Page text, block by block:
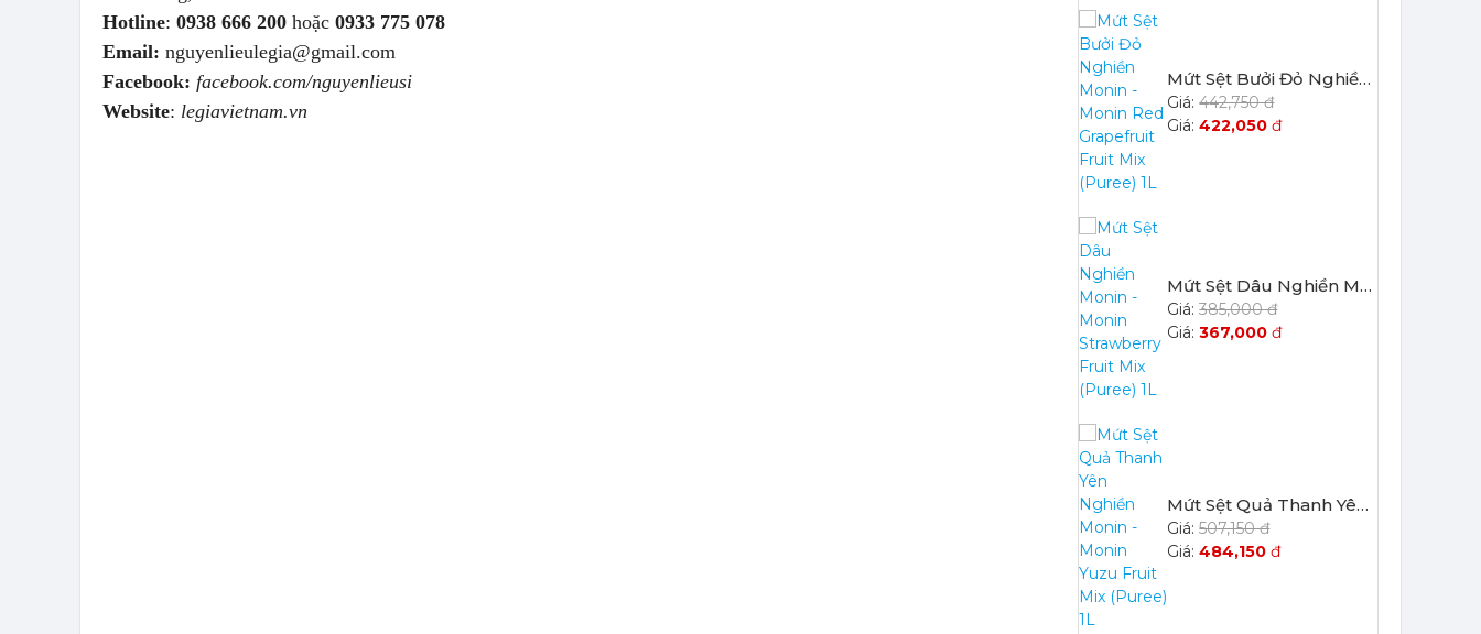
385,000 đ
367,000đ
507,150 đ
484,150đ
215,000 đ
202,000 đ
Hotline: 0938 666 200 hoặc 0933 775 078
Email: nguyenlieulegia@gmail.com
Facebook: facebook.com/nguyenlieusi
Website: legiavietnam.vn